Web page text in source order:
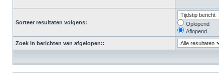
Sorteer resultaten volgens:
Oplopend
Aflopend
Zoek in berichten van afgelopen::